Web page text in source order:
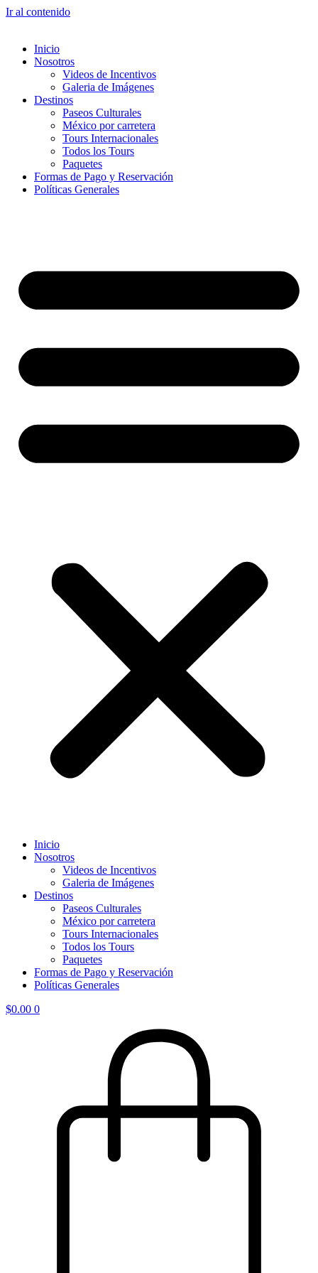
Ir al contenido
Inicio
Nosotros
Videos de Incentivos
Galeria de Imágenes
Destinos
Paseos Culturales
México por carretera
Tours Internacionales
Todos los Tours
Paquetes
Formas de Pago y Reservación
Políticas Generales
Inicio
Nosotros
Videos de Incentivos
Galeria de Imágenes
Destinos
Paseos Culturales
México por carretera
Tours Internacionales
Todos los Tours
Paquetes
Formas de Pago y Reservación
Políticas Generales
$0.00 0